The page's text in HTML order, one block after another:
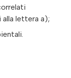
alla lettera a);